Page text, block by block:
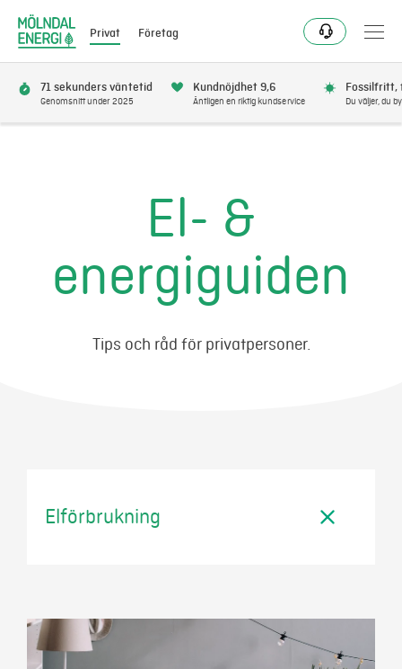
Privat Företag
Se avbrott
Få bonus
71 sekunders väntetid
Genomsnitt under 2025
Kundnöjdhet 9,6
Äntligen en riktig kundservice
Fossilfritt,
Du väljer, du
El- &
energiguiden
Tips och råd för privatpersoner.
Elförbrukning